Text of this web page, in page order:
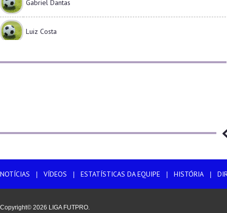
NOTÍCIAS VÍDEOS ESTATÍSTICAS DA EQUIPE HISTÓRIA
Copyright© 2026 LIGA FUTPRO.